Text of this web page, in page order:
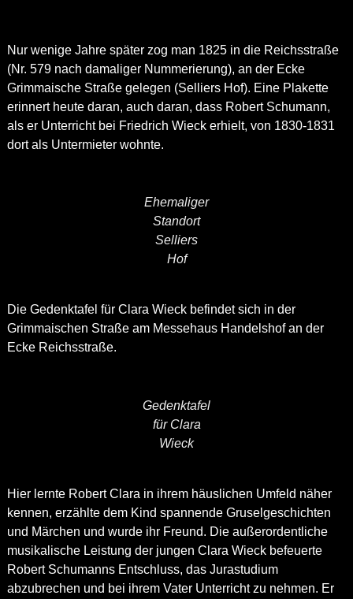
Nur wenige Jahre später zog man 1825 in die Reichsstraße
(Nr. 579 nach damaliger Nummerierung), an der Ecke
Grimmaische Straße gelegen (Selliers Hof). Eine Plakette
erinnert heute daran, auch daran, dass Robert Schumann,
als er Unterricht bei Friedrich Wieck erhielt, von 1830-1831
dort als Untermieter wohnte.
Ehemaliger
Standort
Selliers
Hof
Die Gedenktafel für Clara Wieck befindet sich in der
Grimmaischen Straße am Messehaus Handelshof an der
Ecke Reichsstraße.
Gedenktafel
für Clara
Wieck
Hier lernte Robert Clara in ihrem häuslichen Umfeld näher
kennen, erzählte dem Kind spannende Gruselgeschichten
und Märchen und wurde ihr Freund. Die außerordentliche
musikalische Leistung der jungen Clara Wieck befeuerte
Robert Schumanns Entschluss, das Jurastudium
abzubrechen und bei ihrem Vater Unterricht zu nehmen. Er